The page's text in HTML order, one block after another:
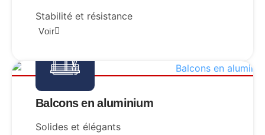
Stabilité et résistance
Voir
Balcons en aluminium
Solides et élégants